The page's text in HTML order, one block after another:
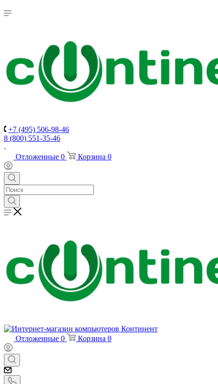
+7 (495) 506-98-46
8 (800) 551-35-46
Отложенные 0 Корзина 0
Отложенные 0 Корзина 0